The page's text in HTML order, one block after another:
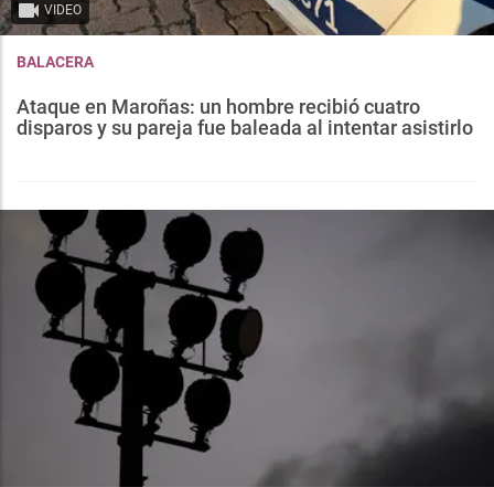
VIDEO
BALACERA
Ataque en Maroñas: un hombre recibió cuatro
disparos y su pareja fue baleada al intentar asistirlo